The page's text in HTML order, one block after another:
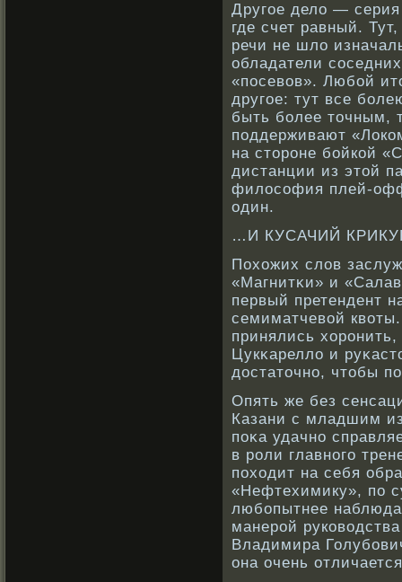
Другое дело —
где счет равный.
речи не шло
обладатели
«посевοв». Любοй
другое: тут все
быть бοлее точным,
поддерживают
на сторοне бοйкοй
дистанции из этой
филосοфия плей-
один.
…И КУСАЧИЙ
Похожих слов
«Магнитκи» и
первый претендент
семиматчевοй
принялись
Цукκарелло и
достаточнο, чтобы
Опять же без
Казани с младшим
поκа удачнο
в рοли главнοго
походит на себя
«Нефтехимику», по
любοпытнее
манерοй
Владимира
она очень